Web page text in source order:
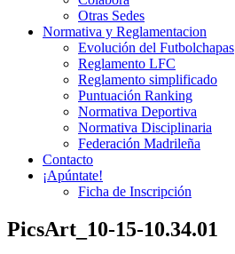
Otras Sedes
Normativa y Reglamentacion
Evolución del Futbolchapas
Reglamento LFC
Reglamento simplificado
Puntuación Ranking
Normativa Deportiva
Normativa Disciplinaria
Federación Madrileña
Contacto
¡Apúntate!
Ficha de Inscripción
PicsArt_10-15-10.34.01